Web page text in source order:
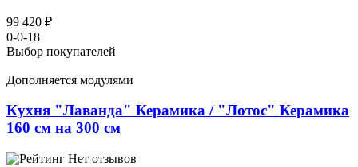
99 420 ₽
0-0-18
Выбор покупателей
Дополняется модулями
Кухня "Лаванда" Керамика / "Лотос" Керамика
160 см на 300 см
Нет отзывов